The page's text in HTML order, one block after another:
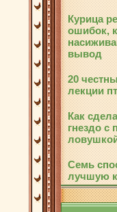
Курица
ошибок,
вывод
20
лекции
Как
гнездо с
Семь
лучшую